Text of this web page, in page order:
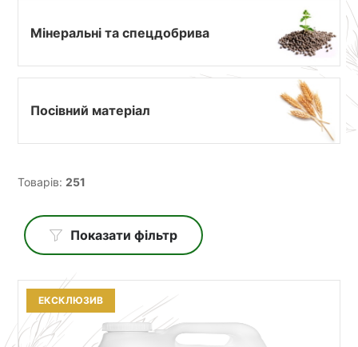
Мінеральні та спецдобрива
Посівний матеріал
Товарів: 251
Показати фільтр
ЕКСКЛЮЗИВ